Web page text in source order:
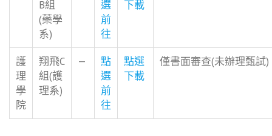
B組
(藥學
系)
選
前
往
下載
護
理
學
院
翔飛C
組(護
理系)
—
點
選
前
往
點選
下載
僅書面審查(未辦理甄試)